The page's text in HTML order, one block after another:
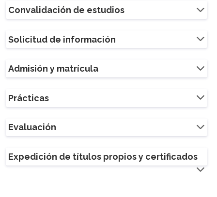
Convalidación de estudios
Solicitud de información
Admisión y matrícula
Prácticas
Evaluación
Expedición de títulos propios y certificados